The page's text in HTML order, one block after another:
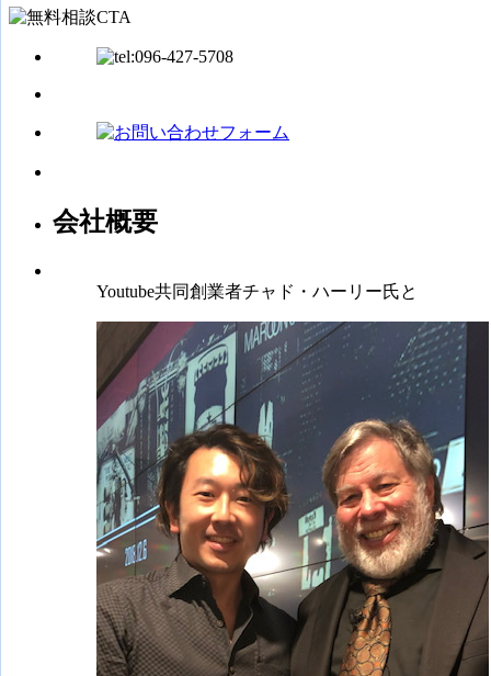
会社概要
Youtube共同創業者チャド・ハーリー氏と